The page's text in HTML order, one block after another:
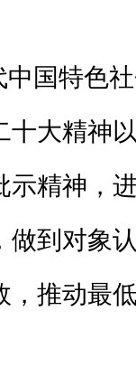
中国特色
十大精神
示精神 ，
做到对象
， 推动最